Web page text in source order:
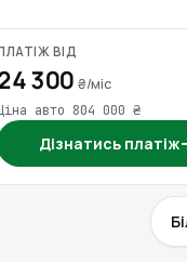
ВІД
300₴/міс
авто 804 000 ₴
Дізнатись платіж